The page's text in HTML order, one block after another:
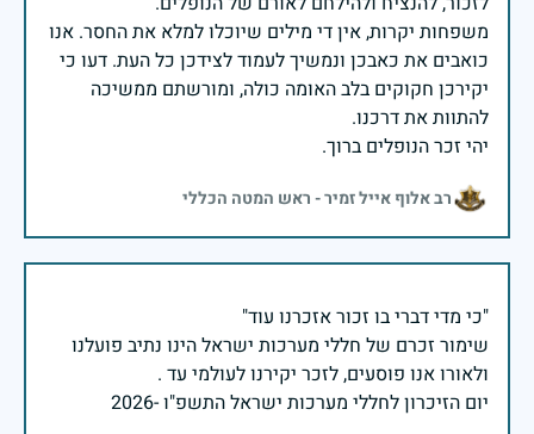
משפחות יקרות, אין די מילים שיוכלו למלא את החסר. אנו
כואבים את כאבכן ונמשיך לעמוד לצידכן כל העת. דעו כי
יקירכן חקוקים בלב האומה כולה, ומורשתם ממשיכה
יהי זכר הנופלים ברוך.
רב אלוף אייל זמיר - ראש המטה הכללי
שימור זכרם של חללי מערכות ישראל הינו נתיב פועלנו
יום הזיכרון לחללי מערכות ישראל התשפ"ו -2026